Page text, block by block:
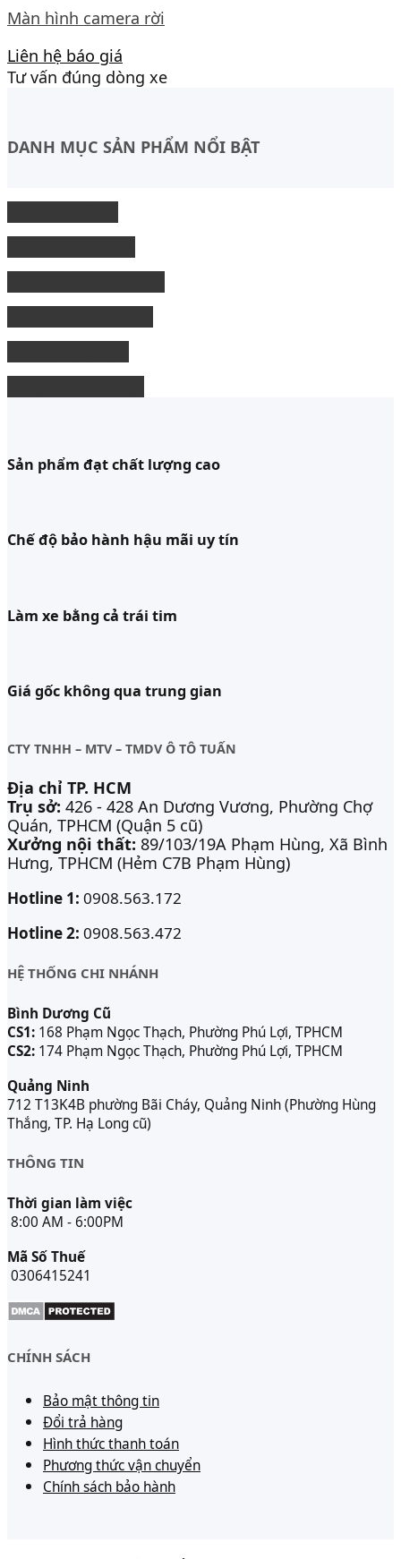
Màn hình camera rời
Liên hệ báo giá
Tư vấn đúng dòng xe
DANH MỤC SẢN PHẨM NỔI BẬT
Sản phẩm đạt chất lượng cao
Chế độ bảo hành hậu mãi uy tín
Làm xe bằng cả trái tim
Giá gốc không qua trung gian
CTY TNHH – MTV – TMDV Ô TÔ TUẤN
Địa chỉ TP. HCM
Trụ sở: 426 - 428 An Dương Vương, Phường Chợ
Quán, TPHCM (Quận 5 cũ)
Xưởng nội thất: 89/103/19A Phạm Hùng, Xã Bình
Hưng, TPHCM (Hẻm C7B Phạm Hùng)
Hotline 1: 0908.563.172
Hotline 2: 0908.563.472
HỆ THỐNG CHI NHÁNH
Bình Dương Cũ
CS1: 168 Phạm Ngọc Thạch, Phường Phú Lợi, TPHCM
CS2: 174 Phạm Ngọc Thạch, Phường Phú Lợi, TPHCM
Quảng Ninh
712 T13K4B phường Bãi Cháy, Quảng Ninh (Phường Hùng
Thắng, TP. Hạ Long cũ)
THÔNG TIN
Thời gian làm việc
8:00 AM - 6:00PM
Mã Số Thuế
0306415241
CHÍNH SÁCH
Bảo mật thông tin
Đổi trả hàng
Hình thức thanh toán
Phương thức vận chuyển
Chính sách bảo hành